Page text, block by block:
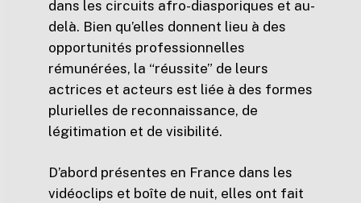
dans les circuits afro-diasporiques et au-
delà. Bien qu’elles donnent lieu à des
opportunités professionnelles
rémunérées, la “réussite” de leurs
actrices et acteurs est liée à des formes
plurielles de reconnaissance, de
légitimation et de visibilité.
D’abord présentes en France dans les
vidéoclips et boîte de nuit, elles ont fait